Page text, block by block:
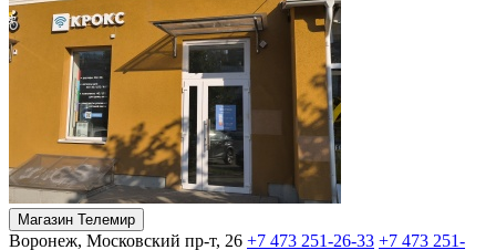
Магазин Телемир
Воронеж, Московский пр-т, 26 +7 473 251-26-33 +7 473 251-